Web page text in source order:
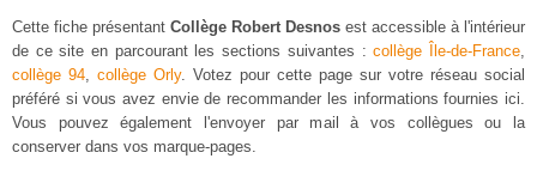
Cette fiche présentant Collège Robert Desnos est accessible à l'intérieur
de ce site en parcourant les sections suivantes :collège Île-de-France,
collège 94, collège Orly. Votez pour cette page sur votre réseau social
préféré si vous avez envie de recommander les informations fournies ici.
Vous pouvez également l'envoyer par mail à vos collègues ou la
conserver dans vos marque-pages.